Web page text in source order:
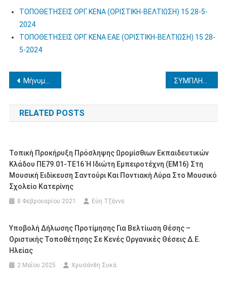
ΤΟΠΟΘΕΤΗΣΕΙΣ ΟΡΓ. ΚΕΝΑ (ΟΡΙΣΤΙΚΗ-ΒΕΛΤΙΩΣΗ) 15 28-5-
2024
ΤΟΠΟΘΕΤΗΣΕΙΣ ΟΡΓ. ΚΕΝΑ ΕΑΕ (ΟΡΙΣΤΙΚΗ-ΒΕΛΤΙΩΣΗ) 15 28-
5-2024
Πλοήγηση
άρθρων
Μήνυμα του Διευθυντή Δευτεροβάθμιας Εκπαίδευσης Ηλείας κ. Ανδρέα Ζέρβα
RELATED POSTS
Τοπική Προκήρυξη Πρόσληψης Ωρομίσθιων Εκπαιδευτικών
Κλάδου ΠΕ79.01-ΤΕ16 Ή Ιδιώτη Εμπειροτέχνη (ΕΜ16) Στη
Μουσική Ειδίκευση Σαντούρι Και Ποντιακή Λύρα Στο Μουσικό
Σχολείο Κατερίνης
8 Φεβρουαρίου 2021 Εύη Τζάννε
Υποβολή Δήλωσης Προτίμησης Για Βελτίωση Θέσης –
Οριστικής Τοποθέτησης Σε Κενές Οργανικές Θέσεις Δ.Ε.
Ηλείας
2 Μαΐου 2025 Χρυσάνθη Συκά